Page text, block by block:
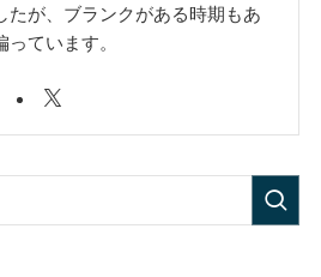
たが、ブランクがある時期もあ
ています。